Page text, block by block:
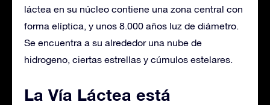
láctea en su núcleo contiene una zona central con
forma elíptica, y unos 8.000 años luz de diámetro.
Se encuentra a su alrededor una nube de
hidrogeno, ciertas estrellas y cúmulos estelares.
La Vía Láctea está